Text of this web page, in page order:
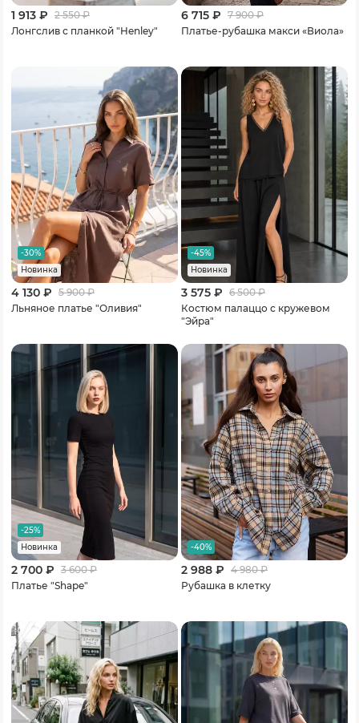
1 913 ₽ 2 550₽
Лонгслив с планкой "Henley"
6 715 ₽ 7 900₽
Платье-рубашка макси «Виола»
-30%
Новинка
4 130 ₽ 5 900₽
Льняное платье "Оливия"
-45%
Новинка
3 575 ₽ 6 500₽
Костюм палаццо с кружевом
"Эйра"
-25%
Новинка
2 700 ₽ 3 600₽
Платье "Shape"
-40%
2 988 ₽ 4 980₽
Рубашка в клетку